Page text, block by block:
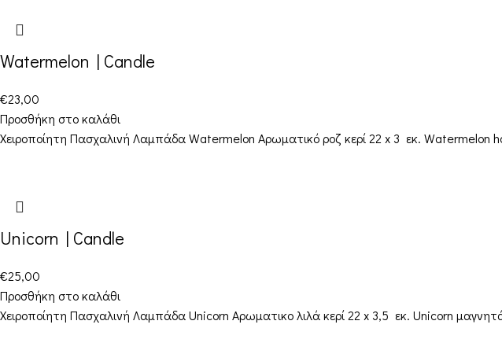
Watermelon | Candle
€23,00
Προσθήκη στο καλάθι
Χειροποίητη Πασχαλινή Λαμπάδα Watermelon Αρωματικό ροζ κερί 22 x 3 εκ. Watermelon
Unicorn | Candle
€25,00
Προσθήκη στο καλάθι
Χειροποίητη Πασχαλινή Λαμπάδα Unicorn Αρωματικο λιλά κερί 22 x 3,5 εκ. Unicorn